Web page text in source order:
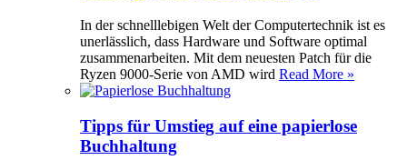
In der schnelllebigen Welt der Computertechnik ist es
unerlässlich, dass Hardware und Software optimal
zusammenarbeiten. Mit dem neuesten Patch für die
Ryzen 9000-Serie von AMD wird Read More »
Tipps für Umstieg auf eine papierlose
Buchhaltung